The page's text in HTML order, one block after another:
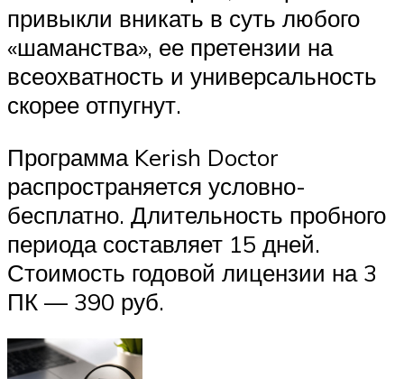
привыкли вникать в суть любого
«шаманства», ее претензии на
всеохватность и универсальность
скорее отпугнут.
Программа Kerish Doctor
распространяется условно-
бесплатно. Длительность пробного
периода составляет 15 дней.
Стоимость годовой лицензии на 3
ПК — 390 руб.